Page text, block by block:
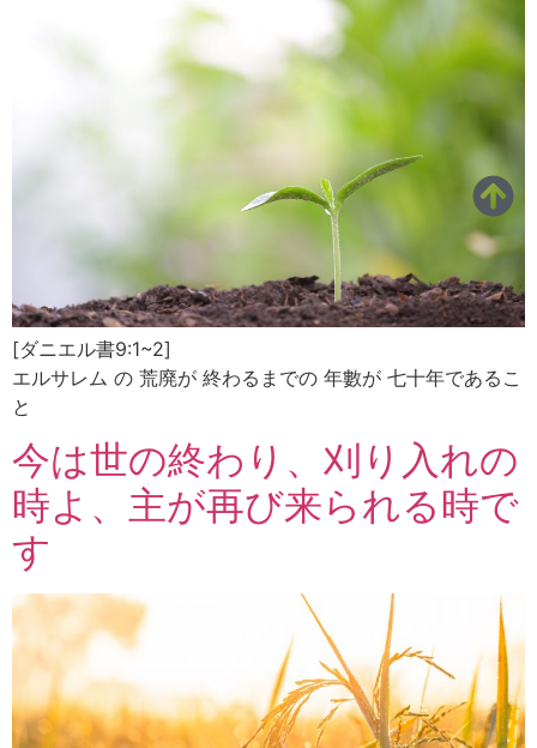
[ダニエル書9:1~2]
エルサレム の 荒廃が 終わるまでの 年數が 七十年であるこ
と
今は世の終わり、刈り入れの
時よ、主が再び来られる時で
す